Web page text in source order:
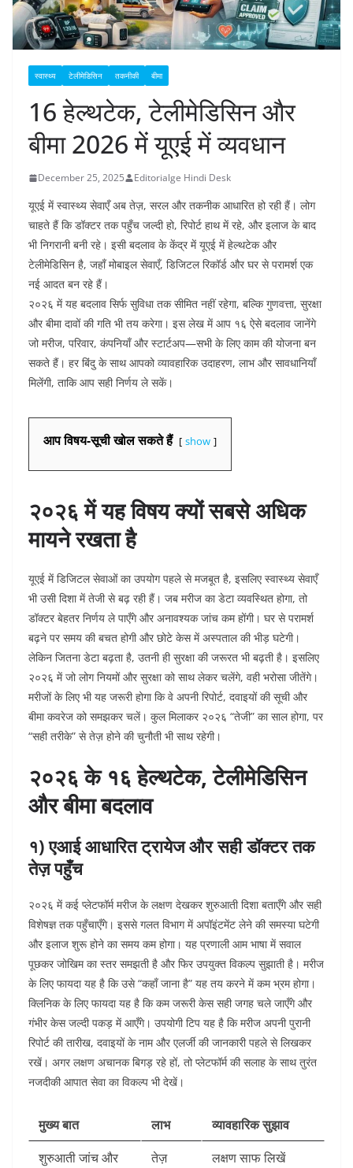
स्वास्थ्य टेलीमेडिसिन तकनीकी बीमा
16 हेल्थटेक, टेलीमेडिसिन और
बीमा 2026 में यूएई में व्यवधान
December 25, 2025 Editorialge Hindi Desk
यूएई में स्वास्थ्य सेवाएँ अब तेज़, सरल और तकनीक आधारित हो रही हैं। लोग
चाहते हैं कि डॉक्टर तक पहुँच जल्दी हो, रिपोर्ट हाथ में रहे, और इलाज के बाद
भी निगरानी बनी रहे। इसी बदलाव के केंद्र में यूएई में हेल्थटेक और
टेलीमेडिसिन है, जहाँ मोबाइल सेवाएँ, डिजिटल रिकॉर्ड और घर से परामर्श एक
नई आदत बन रहे हैं।
२०२६ में यह बदलाव सिर्फ सुविधा तक सीमित नहीं रहेगा, बल्कि गुणवत्ता, सुरक्षा
और बीमा दावों की गति भी तय करेगा। इस लेख में आप १६ ऐसे बदलाव जानेंगे
जो मरीज, परिवार, कंपनियाँ और स्टार्टअप—सभी के लिए काम की योजना बन
सकते हैं। हर बिंदु के साथ आपको व्यावहारिक उदाहरण, लाभ और सावधानियाँ
मिलेंगी, ताकि आप सही निर्णय ले सकें।
आप विषय-सूची खोल सकते हैं show
२०२६ में यह विषय क्यों सबसे अधिक
मायने रखता है
यूएई में डिजिटल सेवाओं का उपयोग पहले से मजबूत है, इसलिए स्वास्थ्य सेवाएँ
भी उसी दिशा में तेजी से बढ़ रही हैं। जब मरीज का डेटा व्यवस्थित होगा, तो
डॉक्टर बेहतर निर्णय ले पाएँगे और अनावश्यक जांच कम होंगी। घर से परामर्श
बढ़ने पर समय की बचत होगी और छोटे केस में अस्पताल की भीड़ घटेगी।
लेकिन जितना डेटा बढ़ता है, उतनी ही सुरक्षा की जरूरत भी बढ़ती है। इसलिए
२०२६ में जो लोग नियमों और सुरक्षा को साथ लेकर चलेंगे, वही भरोसा जीतेंगे।
मरीजों के लिए भी यह जरूरी होगा कि वे अपनी रिपोर्ट, दवाइयों की सूची और
बीमा कवरेज को समझकर चलें। कुल मिलाकर २०२६ “तेजी” का साल होगा, पर
“सही तरीके” से तेज़ होने की चुनौती भी साथ रहेगी।
२०२६ के १६ हेल्थटेक, टेलीमेडिसिन
और बीमा बदलाव
१) एआई आधारित ट्रायेज और सही डॉक्टर तक
तेज़ पहुँच
२०२६ में कई प्लेटफॉर्म मरीज के लक्षण देखकर शुरुआती दिशा बताएँगे और सही
विशेषज्ञ तक पहुँचाएँगे। इससे गलत विभाग में अपॉइंटमेंट लेने की समस्या घटेगी
और इलाज शुरू होने का समय कम होगा। यह प्रणाली आम भाषा में सवाल
पूछकर जोखिम का स्तर समझती है और फिर उपयुक्त विकल्प सुझाती है। मरीज
के लिए फायदा यह है कि उसे “कहाँ जाना है” यह तय करने में कम भ्रम होगा।
क्लिनिक के लिए फायदा यह है कि कम जरूरी केस सही जगह चले जाएँगे और
गंभीर केस जल्दी पकड़ में आएँगे। उपयोगी टिप यह है कि मरीज अपनी पुरानी
रिपोर्ट की तारीख, दवाइयों के नाम और एलर्जी की जानकारी पहले से लिखकर
रखें। अगर लक्षण अचानक बिगड़ रहे हों, तो प्लेटफॉर्म की सलाह के साथ तुरंत
नजदीकी आपात सेवा का विकल्प भी देखें।
मुख्य बात लाभ
व्यावहारिक सुझाव
शुरुआती जांच और
तेज़
लक्षण साफ लिखें